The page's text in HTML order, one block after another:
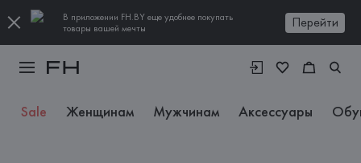
В приложении FH.BY еще удобнее покупать
товары вашей мечты
Перейти
Sale Женщинам Мужчинам Аксессуары